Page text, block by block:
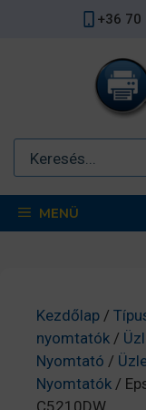
+36 70
MENÜ
Kezdőlap /
nyomtatók /
Nyomtató /
Nyomtatók /
C5210DW